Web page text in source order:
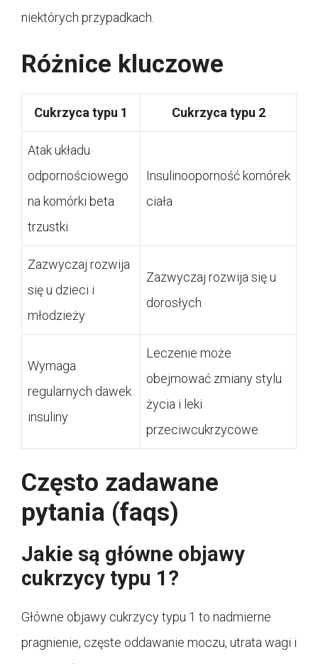
niektórych przypadkach.
Różnice kluczowe
Cukrzyca typu 1 Cukrzyca typu 2
Atak układu
odpornościowego
na komórki beta
trzustki
Insulinooporność komórek
ciała
Zazwyczaj rozwija
się u dzieci i
młodzieży
Zazwyczaj rozwija się u
dorosłych
Wymaga
regularnych dawek
insuliny
Leczenie może
obejmować zmiany stylu
życia i leki
przeciwcukrzycowe
Często zadawane
pytania (faqs)
Jakie są główne objawy
cukrzycy typu 1?
Główne objawy cukrzycy typu 1 to nadmierne
pragnienie, częste oddawanie moczu, utrata wagi i